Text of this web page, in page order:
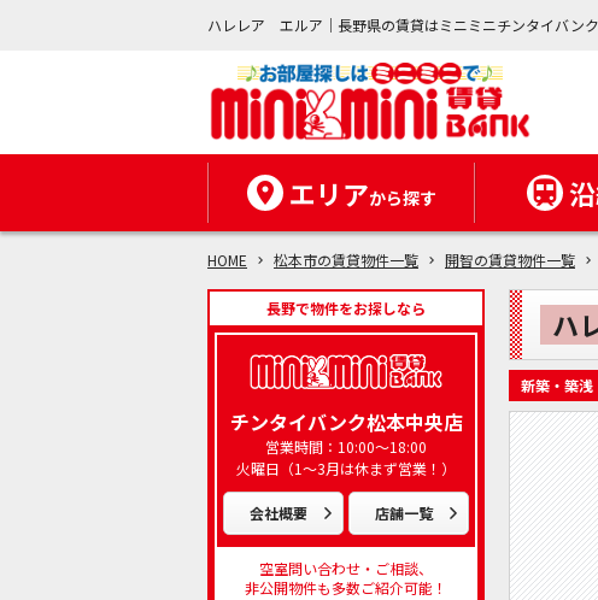
ハレレア エルア｜長野県の賃貸はミニミニチンタイバンク
エリアから探す
HOME 松本市の賃貸物件一覧 開智の賃貸物件一覧
長野で物件をお探しなら
チンタイバンク松本中央店
営業時間：10:00～18:00
火曜日（1～3月は休まず営業！）
会社概要 店舗一覧
空室問い合わせ・ご相談、
非公開物件も多数ご紹介可能！
ハ
新築・築浅